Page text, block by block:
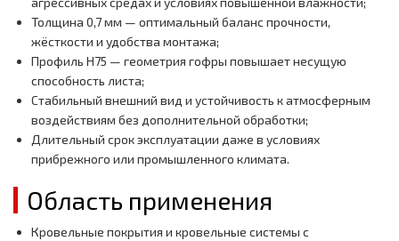
Толщина 0,7 мм — оптимальный баланс прочности,
жёсткости и удобства монтажа;
Профиль H75 — геометрия гофры повышает несущую
способность листа;
Стабильный внешний вид и устойчивость к атмосферным
воздействиям без дополнительной обработки;
Длительный срок эксплуатации даже в условиях
прибрежного или промышленного климата.
Область применения
Кровельные покрытия и кровельные системы с